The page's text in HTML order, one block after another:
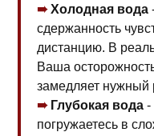
Холодная вода
сдержанность
дистанцию. В
Ваша
замедляет нужный
Глубокая вода -
погружаетесь в